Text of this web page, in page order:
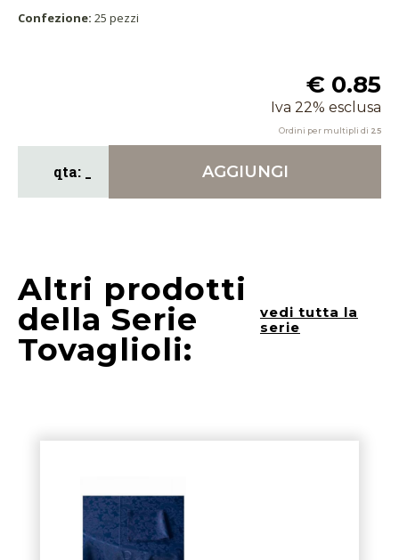
Confezione: 25 pezzi
€ 0.85
Iva 22% esclusa
Ordini per multipli di 25
AGGIUNGI
Altri prodotti
della Serie
Tovaglioli:
vedi tutta la
serie